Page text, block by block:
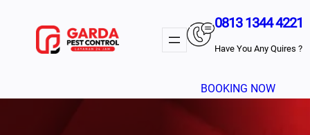
0813 1344 4221
Have You Any Quires ?
BOOKING NOW